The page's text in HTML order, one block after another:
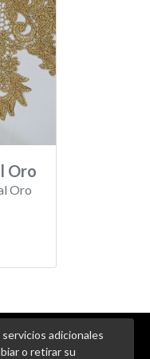
Oro
Oro
adicionales
o retirar su